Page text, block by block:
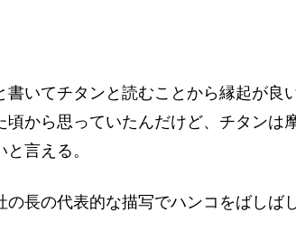
書いてチタンと読むことから縁起が良
頃から思っていたんだけど、チタンは
言える。
の長の代表的な描写でハンコをばしば